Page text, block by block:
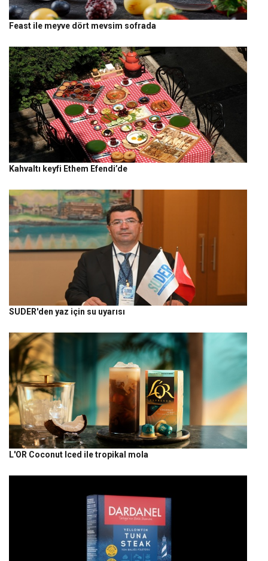
Feast ile meyve dört mevsim sofrada
Kahvaltı keyfi Ethem Efendi’de
SUDER'den yaz için su uyarısı
L'OR Coconut Iced ile tropikal mola